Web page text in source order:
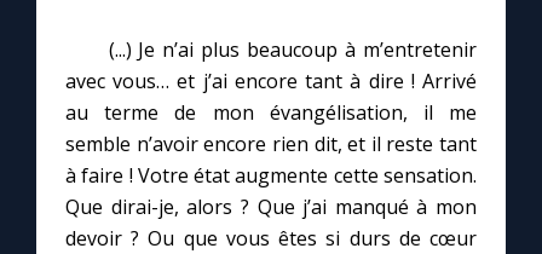
(...) Je n’ai plus beaucoup à m’entretenir
avec vous… et j’ai encore tant à dire ! Arrivé
au terme de mon évangélisation, il me
semble n’avoir encore rien dit, et il reste tant
à faire ! Votre état augmente cette sensation.
Que dirai-je, alors ? Que j’ai manqué à mon
devoir ? Ou que vous êtes si durs de cœur